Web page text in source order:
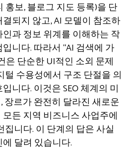
홍보, 블로그 지도 등록)을 단
되지 않고, AI 모델이 참조하
과 정보 위계를 이해하는 작
니다. 따라서 “AI 검색에 가
은 단순한 UI적인 소외 문제
털 수용성에서 구조 단절을 의
니다. 이것은 SEO 체계의 미
장르가 완전히 달라진 새로운
든 지역 비즈니스 사업주에
니다. 이 단계의 답은 사실
달려 있습니다.